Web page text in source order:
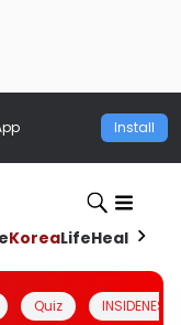
Install
KoreaLifeHealth
Quiz INSIDENESIA